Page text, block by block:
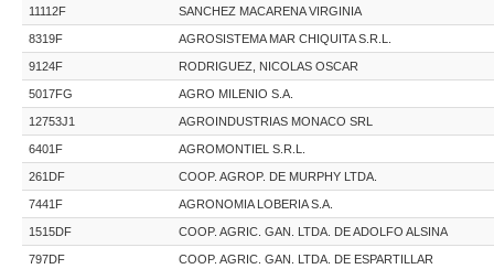
11112F SANCHEZ MACARENA VIRGINIA
8319F AGROSISTEMA MAR CHIQUITA S.R.L.
9124F RODRIGUEZ, NICOLAS OSCAR
5017FG AGRO MILENIO S.A.
12753J1 AGROINDUSTRIAS MONACO SRL
6401F AGROMONTIEL S.R.L.
261DF COOP. AGROP. DE MURPHY LTDA.
7441F AGRONOMIA LOBERIA S.A.
1515DF COOP. AGRIC. GAN. LTDA. DE ADOLFO ALSINA
797DF COOP. AGRIC. GAN. LTDA. DE ESPARTILLAR